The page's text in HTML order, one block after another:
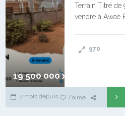
19 500 000 xaf
Terrain Titré de
vendre à Awae
l’Université
970
7 mois depuis J'aime